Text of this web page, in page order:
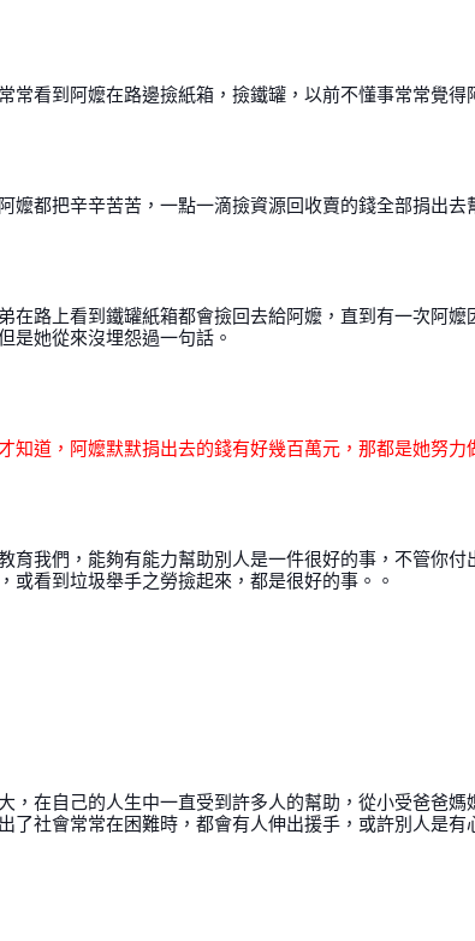
常看到阿嬤在路邊撿紙箱，撿鐵罐，以前不懂事常常覺
嬤都把辛辛苦苦，一點一滴撿資源回收賣的錢全部捐出去
在路上看到鐵罐紙箱都會撿回去給阿嬤，直到有一次阿
是她從來沒埋怨過一句話。
知道，阿嬤默默捐出去的錢有好幾百萬元，那都是她努
育我們，能夠有能力幫助別人是一件很好的事，不管你
或看到垃圾舉手之勞撿起來，都是很好的事。。
，在自己的人生中一直受到許多人的幫助，從小受爸爸
了社會常常在困難時，都會有人伸出援手，或許別人是